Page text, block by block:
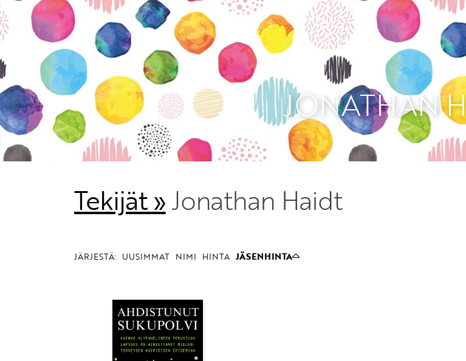
Etkö
jäsen?
Liity
JONATHAN
Tekijät »Jonathan Haidt
JÄRJESTÄ: UUSIMMAT NIMI HINTA JÄSENHINTA